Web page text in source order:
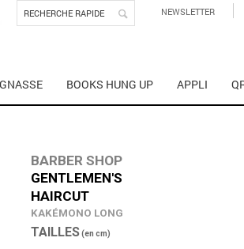
NEWSLETTER
BOOKS HUNG UP APPLI
BARBER SHOP
GENTLEMEN'S­
HAIRCUT
KAKÉMONO LONG
TAILLES(en cm)